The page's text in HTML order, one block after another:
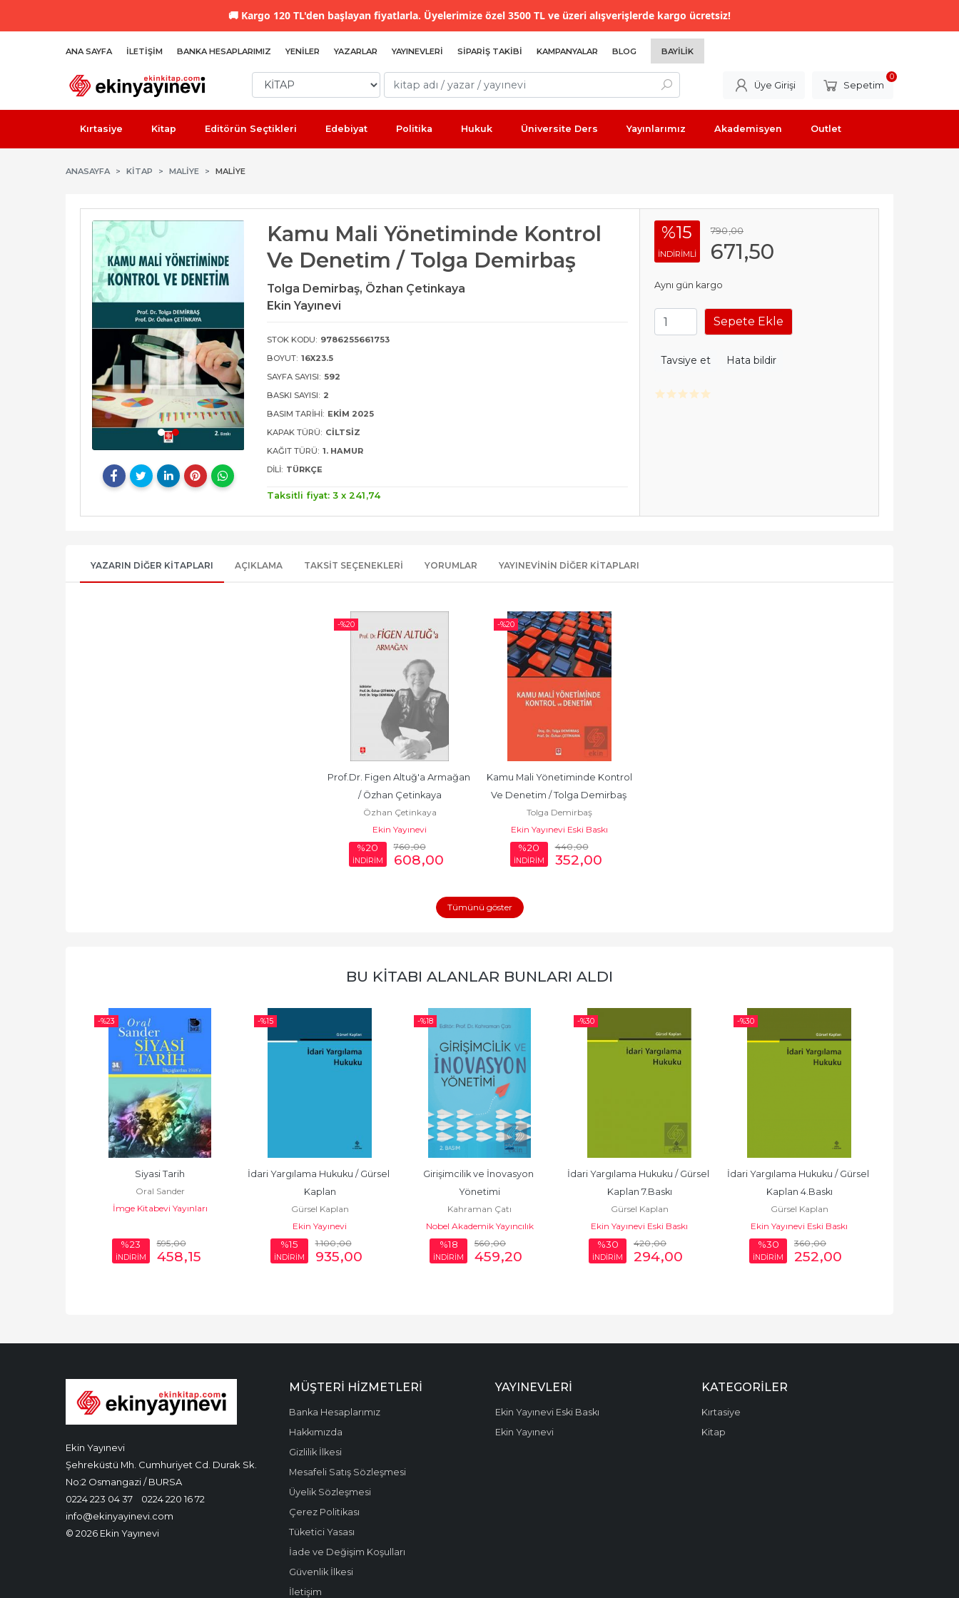
🚚 Kargo 120 TL'den başlayan fiyatlarla. Üyelerimize özel 3500 TL ve üzeri alışverişlerde kargo ücretsiz!
ANA SAYFA İLETIŞIM BANKA HESAPLARIMIZ YENILER YAZARLAR YAYINEVLERI SIPARIŞ TAKIBI KAMPANYALAR BLOG BAYILIK
Üye Girişi Sepetim
0
Kırtasiye Kitap Editörün Seçtikleri Edebiyat Politika Hukuk Üniversite Ders Yayınlarımız Akademisyen Outlet
ANASAYFA KİTAP MALIYE MALIYE
Kamu Mali Yönetiminde Kontrol
Ve Denetim / Tolga Demirbaş
Tolga Demirbaş, Özhan Çetinkaya
Ekin Yayınevi
STOK KODU: 9786255661753
BOYUT: 16X23.5
SAYFA SAYISI: 592
BASKI SAYISI: 2
BASIM TARIHI: EKIM 2025
KAPAK TÜRÜ: CILTSIZ
KAĞIT TÜRÜ: 1. HAMUR
DILI: TÜRKÇE
Taksitli fiyat: 3 x241 ,74
%15
INDIRIMLI
790,00
671,50
Aynı gün kargo
Sepete Ekle
Tavsiye et Hata bildir
YAZARIN DIĞER KITAPLARI AÇIKLAMA TAKSIT SEÇENEKLERI YORUMLAR YAYINEVININ DIĞER KITAPLARI
-%20
Prof.Dr. Figen Altuğ'a Armağan
/ Özhan Çetinkaya
Özhan Çetinkaya
Ekin Yayınevi
%20
İNDİRİM
760,00
608,00
-%20
Kamu Mali Yönetiminde Kontrol
Ve Denetim / Tolga Demirbaş
1.Baskı
Tolga Demirbaş
Ekin Yayınevi Eski Baskı
%20
İNDİRİM
440,00
352,00
Tümünü göster
BU KITABI ALANLAR BUNLARI ALDI
-%23
Siyasi Tarih
Oral Sander
İmge Kitabevi Yayınları
%23
İNDİRİM
595,00
458,15
-%15
İdari Yargılama Hukuku / Gürsel
Kaplan
Gürsel Kaplan
Ekin Yayınevi
%15
İNDİRİM
1.100,00
935,00
-%18
Girişimcilik ve İnovasyon
Yönetimi
Kahraman Çatı
Nobel Akademik Yayıncılık
%18
İNDİRİM
560,00
459,20
-%30
İdari Yargılama Hukuku / Gürsel
Kaplan 7.Baskı
Gürsel Kaplan
Ekin Yayınevi Eski Baskı
%30
İNDİRİM
420,00
294,00
-%30
İdari Yargılama Hukuku / Gürsel
Kaplan 4.Baskı
Gürsel Kaplan
Ekin Yayınevi Eski Baskı
%30
İNDİRİM
360,00
252,00
Ekin Yayınevi
Şehreküstü Mh. Cumhuriyet Cd. Durak Sk.
No:2 Osmangazi / BURSA
0224 223 04 37
0224 220 16 72
info@ekinyayinevi.com
© 2026 Ekin Yayınevi
MÜŞTERI HIZMETLERI
Banka Hesaplarımız
Hakkımızda
Gizlilik İlkesi
Mesafeli Satış Sözleşmesi
Üyelik Sözleşmesi
Çerez Politikası
Tüketici Yasası
İade ve Değişim Koşulları
Güvenlik İlkesi
İletişim
YAYINEVLERI
Ekin Yayınevi Eski Baskı
Ekin Yayınevi
KATEGORILER
Kırtasiye
Kitap